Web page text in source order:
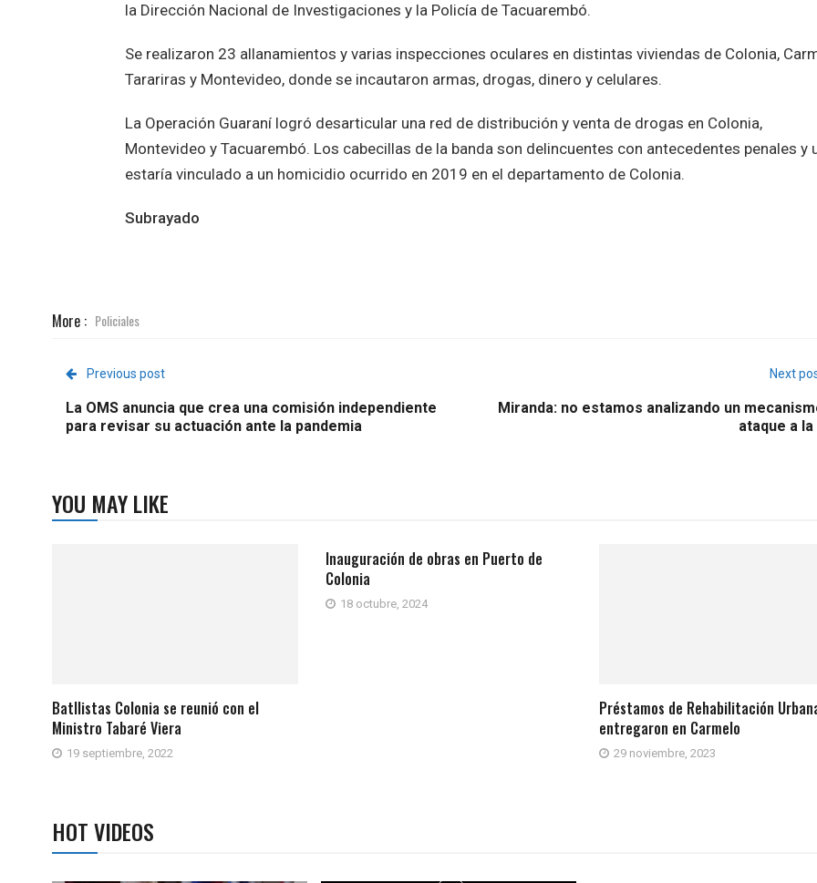
la Dirección Nacional de Investigaciones y la Policía de Tacuarembó.
Se realizaron 23 allanamientos y varias inspecciones oculares en distintas viviendas de Colonia,
Tarariras y Montevideo, donde se incautaron armas, drogas, dinero y celulares.
La Operación Guaraní logró desarticular una red de distribución y venta de drogas en Colonia,
Montevideo y Tacuarembó. Los cabecillas de la banda son delincuentes con antecedentes penales y
estaría vinculado a un homicidio ocurrido en 2019 en el departamento de Colonia.
Subrayado
More : Policiales
Previous post
La OMS anuncia que crea una comisión independiente
para revisar su actuación ante la pandemia
Next
Miranda: no estamos analizando un
ataque a la
YOU MAY LIKE
Batllistas Colonia se reunió con el
Ministro Tabaré Viera
19 septiembre, 2022
Inauguración de obras en Puerto de
Colonia
18 octubre, 2024
Préstamos de Rehabilitación
entregaron en Carmelo
29 noviembre, 2023
HOT VIDEOS